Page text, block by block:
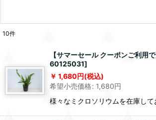
10件
【サマーセール クーポンご利用
60125031]
1,680円(税込)
希望小売価格: 1,680円
様々なミクロソリウムを在庫して